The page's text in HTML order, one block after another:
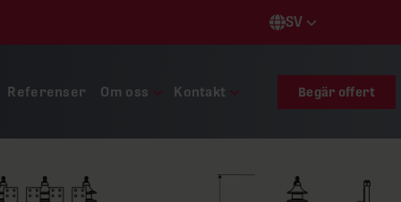
SV
Languages
Referenser Om oss Kontakt Begär offert